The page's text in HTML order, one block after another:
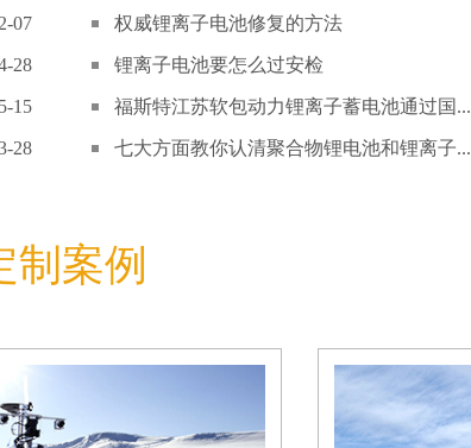
07 权威锂离子电池修复的方法
28 锂离子电池要怎么过安检
15 福斯特江苏软包动力锂离子蓄电池通过国...
28 七大方面教你认清聚合物锂电池和锂离子...
制案例